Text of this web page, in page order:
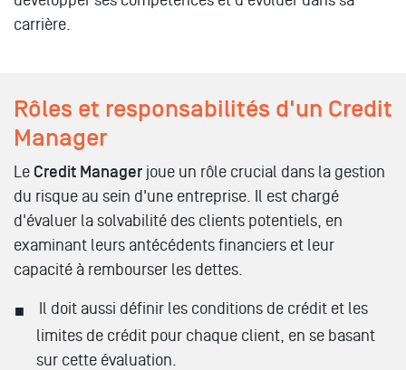
carrière.
Rôles et responsabilités d'un Credit
Manager
Le Credit Manager joue un rôle crucial dans la gestion
du risque au sein d'une entreprise. Il est chargé
d'évaluer la solvabilité des clients potentiels, en
examinant leurs antécédents financiers et leur
capacité à rembourser les dettes.
Il doit aussi définir les conditions de crédit et les
limites de crédit pour chaque client, en se basant
sur cette évaluation.